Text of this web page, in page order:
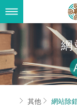
到
要
內最新消息
全部公告
教務公告
學系公告
關於本校
空大簡介
立案證明
本校位置
行政單位
行政單位簡介
學術單位
首頁其他 網站除